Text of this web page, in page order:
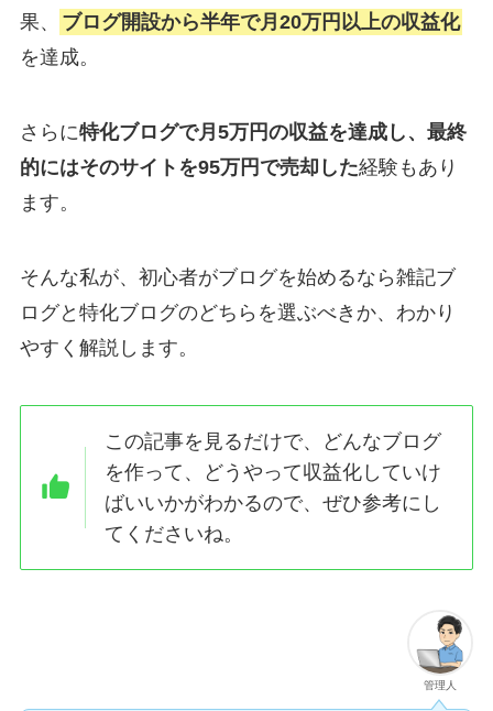
果、
ブログ開設から半年で月20万円以上の収益化
を達成。
さらに特化ブログで月5万円の収益を達成し、最終
的にはそのサイトを95万円で売却した経験もあり
ます。
そんな私が、初心者がブログを始めるなら雑記ブ
ログと特化ブログのどちらを選ぶべきか、わかり
やすく解説します。
この記事を見るだけで、どんなブログ
を作って、どうやって収益化していけ
ばいいかがわかるので、ぜひ参考にし
てくださいね。
管理人